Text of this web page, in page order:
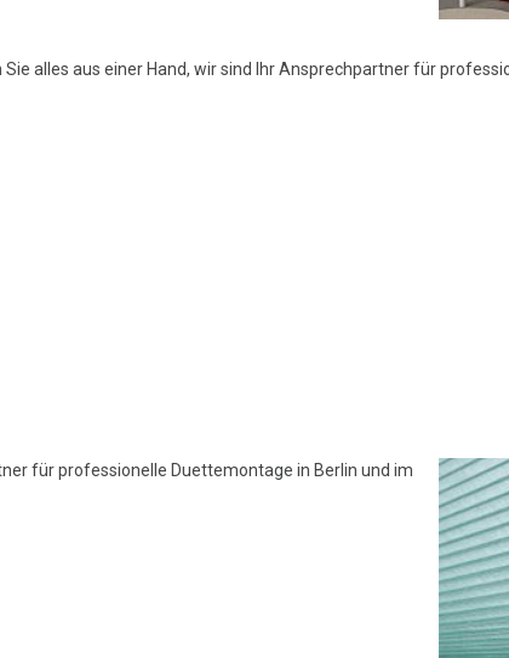
alles aus einer Hand, wir sind Ihr Ansprechpartner für
für professionelle Duettemontage in Berlin und im